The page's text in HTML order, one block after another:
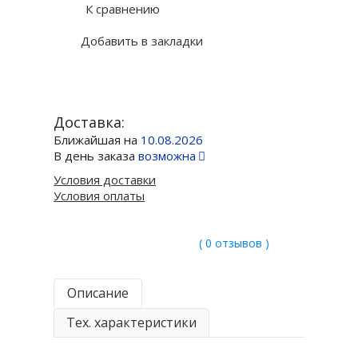
К сравнению
Добавить в закладки
Доставка:
Ближайшая на 10.08.2026
В день заказавозможна
Условия доставки
Условия оплаты
( 0 отзывов )
Описание
Тех. характеристики